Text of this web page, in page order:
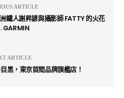
ARTICLE
鐵人謝昇諺與攝影師 FATTY 的火花
GARMIN
ARTICLE
黑，東京首間品牌旗艦店！